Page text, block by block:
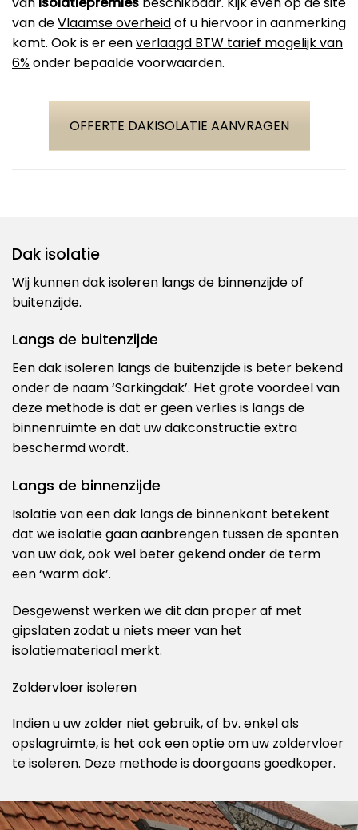
van deVlaamse overheidof u hiervoor in aanmerking
komt. Ook is er eenverlaagd BTW tarief mogelijk van
6%onder bepaalde voorwaarden.
OFFERTE DAKISOLATIE AANVRAGEN
Dak isolatie
Wij kunnen dak isoleren langs de binnenzijde of
buitenzijde.
Langs de buitenzijde
Een dak isoleren langs de buitenzijde is beter bekend
onder de naam ‘Sarkingdak’. Het grote voordeel van
deze methode is dat er geen verlies is langs de
binnenruimte en dat uw dakconstructie extra
beschermd wordt.
Langs de binnenzijde
Isolatie van een dak langs de binnenkant betekent
dat we isolatie gaan aanbrengen tussen de spanten
van uw dak, ook wel beter gekend onder de term
een ‘warm dak’.
Desgewenst werken we dit dan proper af met
gipslaten zodat u niets meer van het
isolatiemateriaal merkt.
Zoldervloer isoleren
Indien u uw zolder niet gebruik, of bv. enkel als
opslagruimte, is het ook een optie om uw zoldervloer
te isoleren. Deze methode is doorgaans goedkoper.